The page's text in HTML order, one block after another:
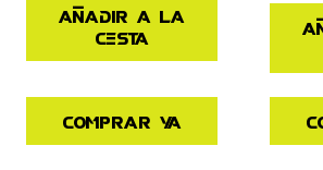
Añadir a la
cesta
Comprar ya